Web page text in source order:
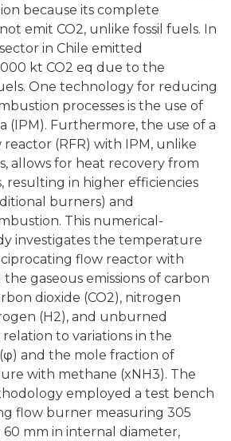
because its complete
emit CO2, unlike fossil fuels. In
in Chile emitted
kt CO2 eq due to the
One technology for reducing
processes is the use of
(IPM). Furthermore, the use of a
(RFR) with IPM, unlike
allows for heat recovery from
resulting in higher efficiencies
burners) and
This numerical-
investigates the temperature
flow reactor with
gaseous emissions of carbon
dioxide (CO2), nitrogen
(H2), and unburned
relation to variations in the
and the mole fraction of
with methane (xNH3). The
employed a test bench
flow burner measuring 305
mm in internal diameter,